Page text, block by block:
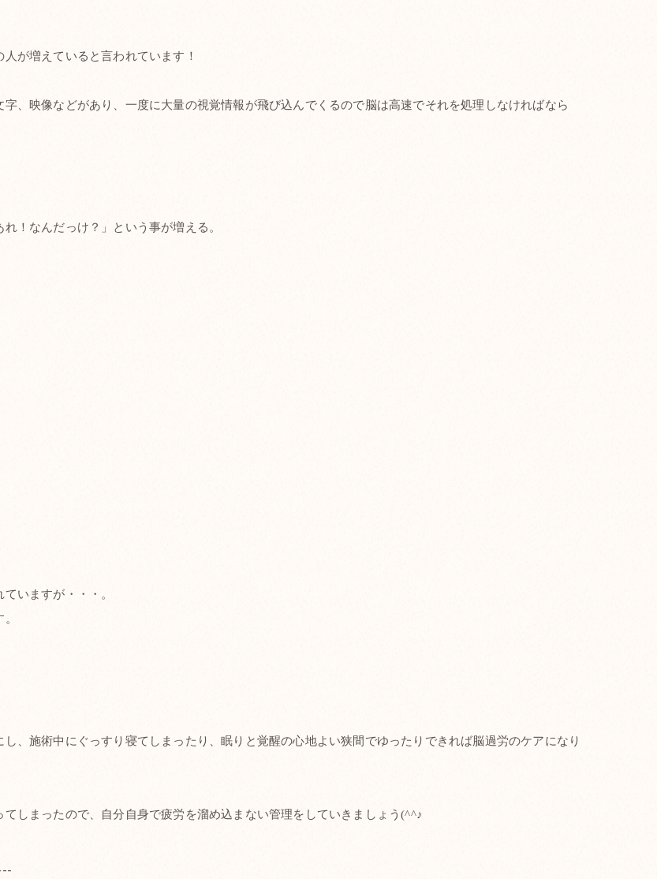
が増えていると言われています！
、映像などがあり、一度に大量の視覚情報が飛び込んでくるので脳は高速でそれを処理しなければなら
！なんだっけ？」という事が増える。
いますが・・・。
、施術中にぐっすり寝てしまったり、眠りと覚醒の心地よい狭間でゆったりできれば脳過労のケアになり
しまったので、自分自身で疲労を溜め込まない管理をしていきましょう(^^♪